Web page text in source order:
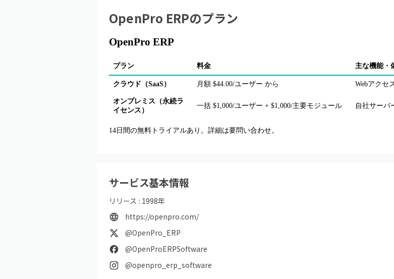
OpenPro ERPのプラン
OpenPro ERP
プラン 料金 主な機能・
クラウド（SaaS） 月額 $44.00/ユーザー から Webアクセ
オンプレミス（永続ラ
イセンス）
一括 $1,000/ユーザー + $1,000/主要モジュール 自社サーバ
14日間の無料トライアルあり。詳細は要問い合わせ。
サービス基本情報
リリース : 1998年
https://openpro.com/
@OpenPro_ERP
@OpenProERPSoftware
@openpro_erp_software